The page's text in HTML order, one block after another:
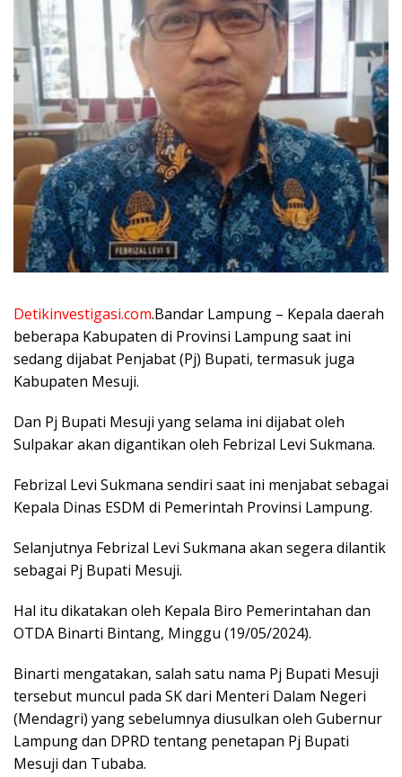
Detikinvestigasi.com.Bandar Lampung – Kepala daerah
beberapa Kabupaten di Provinsi Lampung saat ini
sedang dijabat Penjabat (Pj) Bupati, termasuk juga
Kabupaten Mesuji.
Dan Pj Bupati Mesuji yang selama ini dijabat oleh
Sulpakar akan digantikan oleh Febrizal Levi Sukmana.
Febrizal Levi Sukmana sendiri saat ini menjabat sebagai
Kepala Dinas ESDM di Pemerintah Provinsi Lampung.
Selanjutnya Febrizal Levi Sukmana akan segera dilantik
sebagai Pj Bupati Mesuji.
Hal itu dikatakan oleh Kepala Biro Pemerintahan dan
OTDA Binarti Bintang, Minggu (19/05/2024).
Binarti mengatakan, salah satu nama Pj Bupati Mesuji
tersebut muncul pada SK dari Menteri Dalam Negeri
(Mendagri) yang sebelumnya diusulkan oleh Gubernur
Lampung dan DPRD tentang penetapan Pj Bupati
Mesuji dan Tubaba.